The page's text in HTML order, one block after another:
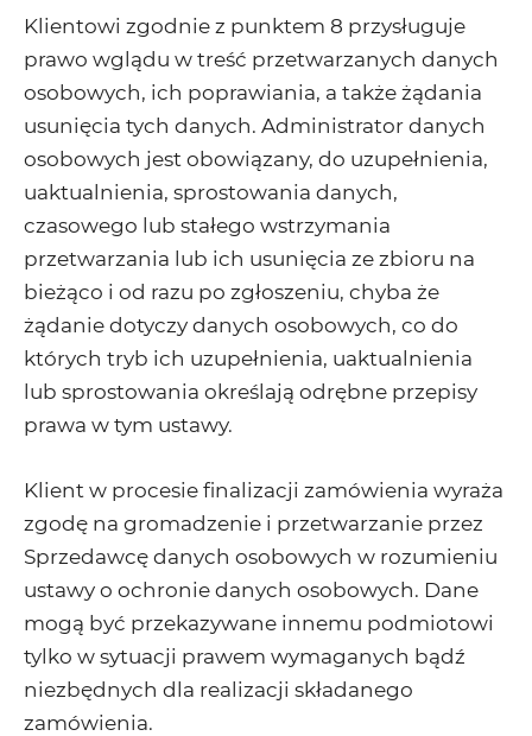
Klientowi zgodnie z punktem 8 przysługuje
prawo wglądu w treść przetwarzanych danych
osobowych, ich poprawiania, a także żądania
usunięcia tych danych. Administrator danych
osobowych jest obowiązany, do uzupełnienia,
uaktualnienia, sprostowania danych,
czasowego lub stałego wstrzymania
przetwarzania lub ich usunięcia ze zbioru na
bieżąco i od razu po zgłoszeniu, chyba że
żądanie dotyczy danych osobowych, co do
których tryb ich uzupełnienia, uaktualnienia
lub sprostowania określają odrębne przepisy
prawa w tym ustawy.
Klient w procesie finalizacji zamówienia wyraża
zgodę na gromadzenie i przetwarzanie przez
Sprzedawcę danych osobowych w rozumieniu
ustawy o ochronie danych osobowych. Dane
mogą być przekazywane innemu podmiotowi
tylko w sytuacji prawem wymaganych bądź
niezbędnych dla realizacji składanego
zamówienia.